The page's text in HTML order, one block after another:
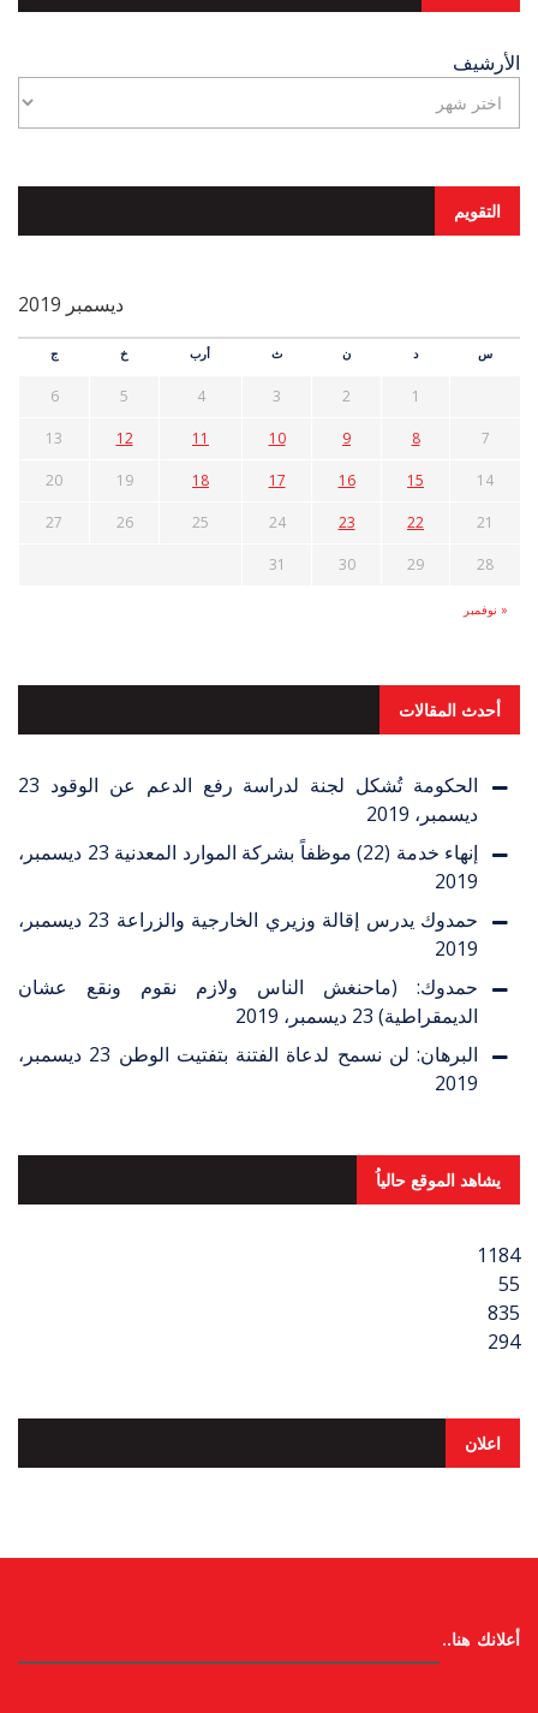
الأرشيف
التقويم
ديسمبر 2019
س د ن ث أرب خ ج
« نوفمبر
1
2
3
4
5
6
7
8
9
10
11
12
13
14
15
16
17
18
19
20
21
22
23
24
25
26
27
28
29
30
31
أحدث المقالات
الحكومة تُشكل لجنة لدراسة رفع الدعم عن الوقود 23
ديسمبر، 2019
إنهاء خدمة (22) موظفاً بشركة الموارد المعدنية
23 ديسمبر،
2019
حمدوك يدرس إقالة وزيري الخارجية والزراعة
23 ديسمبر،
2019
حمدوك: (ماحنغش الناس ولازم نقوم ونقع عشان
الديمقراطية) 23 ديسمبر، 2019
البرهان: لن نسمح لدعاة الفتنة بتفتيت الوطن
23 ديسمبر،
2019
يشاهد الموقع حالياُ
1184
55
835
294
اعلان
أعلانك هنا..